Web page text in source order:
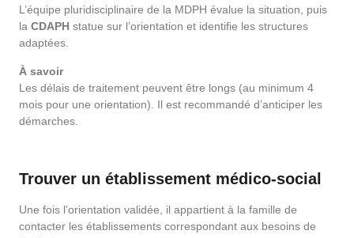
L’équipe pluridisciplinaire de la MDPH évalue la situation, puis
la CDAPH statue sur l’orientation et identifie les structures
adaptées.
À savoir
Les délais de traitement peuvent être longs (au minimum 4
mois pour une orientation). Il est recommandé d’anticiper les
démarches.
Trouver un établissement médico-social
Une fois l’orientation validée, il appartient à la famille de
contacter les établissements correspondant aux besoins de